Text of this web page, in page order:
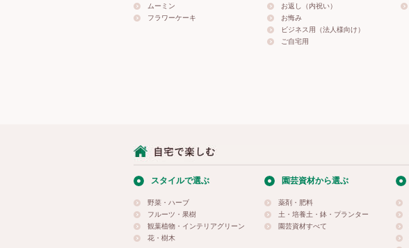
ムーミン
フラワーケーキ
お返し（内祝い）
お悔み
ビジネス用（法人様向け）
ご自宅用
スタイルで選ぶ
野菜・ハーブ
フルーツ・果樹
観葉植物・インテリアグリーン
花・樹木
園芸資材から選ぶ
薬剤・肥料
土・培養土・鉢・プランター
園芸資材すべて